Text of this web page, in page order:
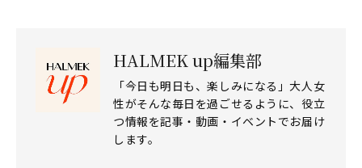
HALMEK up編集部
「今日も明日も、楽しみになる」大人女
性がそんな毎日を過ごせるように、役立
つ情報を記事・動画・イベントでお届け
します。